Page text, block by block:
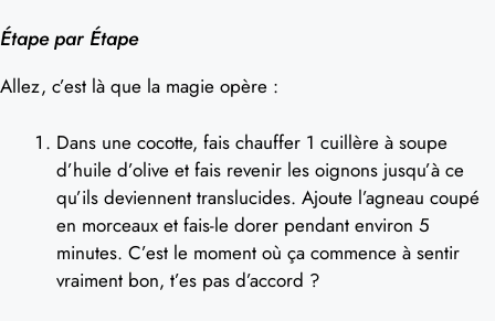
Étape par Étape
Allez, c’est là que la magie opère :
Dans une cocotte, fais chauffer 1 cuillère à soupe
d’huile d’olive et fais revenir les oignons jusqu’à ce
qu’ils deviennent translucides. Ajoute l’agneau coupé
en morceaux et fais-le dorer pendant environ 5
minutes. C’est le moment où ça commence à sentir
vraiment bon, t’es pas d’accord ?